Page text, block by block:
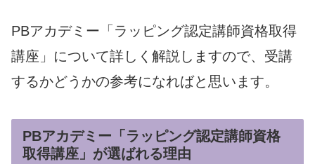
PBアカデミー「ラッピング認定講師資格取得
講座」 について詳しく解説しますので、 受講
するかどうかの参考になればと思います。
PBアカデミー「ラッピング認定講師資格
取得講座」が選ばれる理由